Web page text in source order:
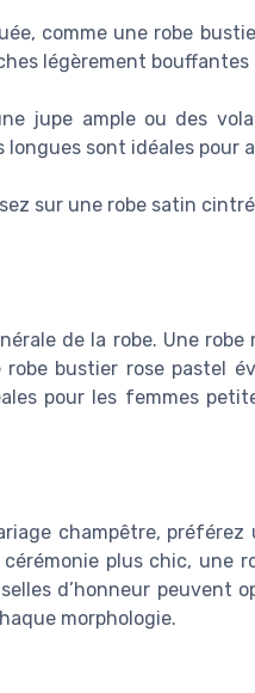
comme une robe
légèrement
jupe ample ou des
longues sont idéales pour
sur une robe satin
de la robe. Une robe
bustier rose pastel
pour les femmes
champêtre, préférez
plus chic, une
d’honneur peuvent
morphologie.